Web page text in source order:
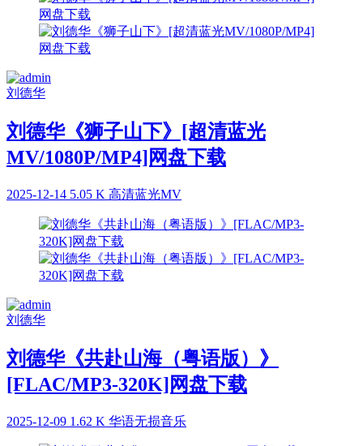
刘德华
刘德华《狮子山下》[超清蓝光
MV/1080P/MP4]网盘下载
2025-12-14 5.05 K 高清蓝光MV
刘德华
刘德华《共赴山海（粤语版）》
[FLAC/MP3-320K]网盘下载
2025-12-09 1.62 K 华语无损音乐